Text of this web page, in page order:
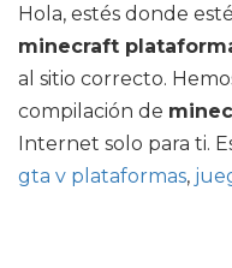
Hola, estés donde
minecraft
al sitio correcto.
compilación de
Internet solo para ti.
gta v plataformas,